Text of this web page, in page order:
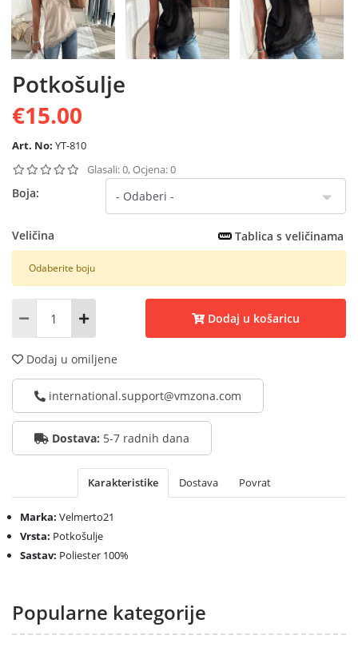
Potkošulje
€15.00
Art. No: YT-810
Glasali: 0, Ocjena: 0
Boja:
Veličina Tablica s veličinama
Odaberite boju
Dodaj u košaricu
Dodaj u omiljene
international.support@vmzona.com
Dostava: 5-7 radnih dana
Karakteristike Dostava Povrat
Marka: Velmerto21
Vrsta: Potkošulje
Sastav: Poliester 100%
Popularne kategorije